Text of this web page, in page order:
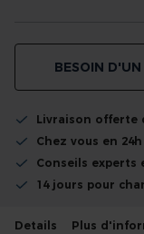
BESOIN
Livraison offerte
Chez vous en 24h
Conseils experts
14 jours pour
Details Plus